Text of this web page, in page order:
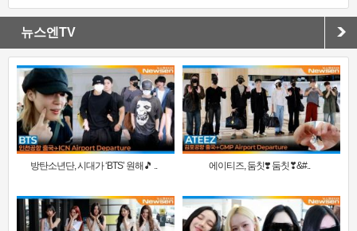
뉴스엔TV
방탄소년단, 시대가 ‘BTS’ 원해🎵 .. 에이티즈, 둠칫❣️ 둠칫❣&#..